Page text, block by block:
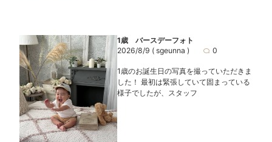
1歳 バースデーフォト
2026/8/9 ( sgeunna ) 0
1歳のお誕生日の写真を撮っていただきま
した！ 最初は緊張していて固まっている
様子でしたが、スタッフ